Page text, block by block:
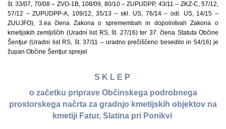
št. 33/07, 70/08 – ZVO-1B, 108/09, 80/10 – ZUPUDPP, 43/11 – ZKZ-C, 57/12,
57/12 – ZUPUDPP-A, 109/12, 35/13 – skl. US, 76/14 – odl. US, 14/15 –
ZUUJFO), 3.ea člena Zakona o spremembah in dopolnitvah Zakona o
kmetijskih zemljiščih (Uradni list RS, št. 27/16) ter 37. člena Statuta Občine
Šentjur (Uradni list RS, št. 37/11 – uradno prečiščeno besedilo in 54/16) je
župan Občine Šentjur sprejel
S K L E P
o začetku priprave Občinskega podrobnega
prostorskega načrta za gradnjo kmetijskih objektov na
kmetiji Fatur, Slatina pri Ponikvi